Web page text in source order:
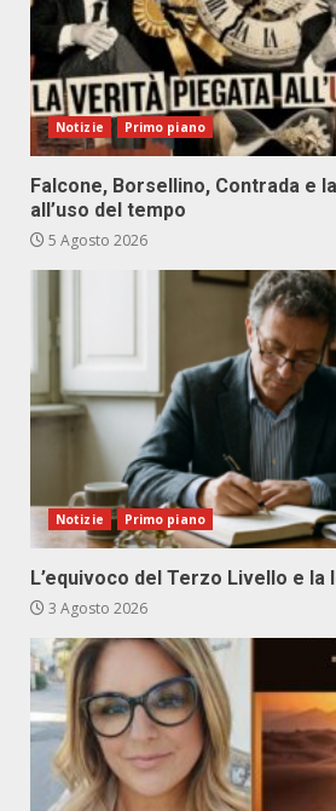
Notizie Primo piano
Falcone, Borsellino, Contrada e
all’uso del tempo
5 Agosto 2026
Notizie Primo piano
L’equivoco del Terzo Livello e la
3 Agosto 2026